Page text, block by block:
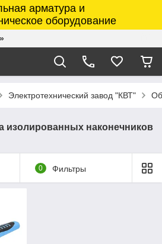
арматура и
оборудование
Электротехнический завод "КВТ"
изолированных наконечников
0 Фильтры